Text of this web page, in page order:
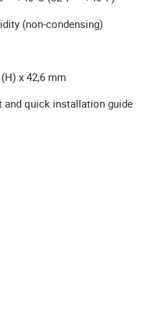
(non-condensing)
x 42,6 mm
quick installation guide